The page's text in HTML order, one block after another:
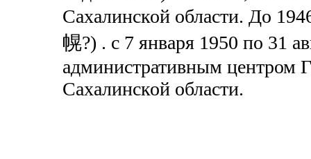
Сахалинской области. До
幌?) . с 7 января 1950 по 31
административным центром
Сахалинской области.